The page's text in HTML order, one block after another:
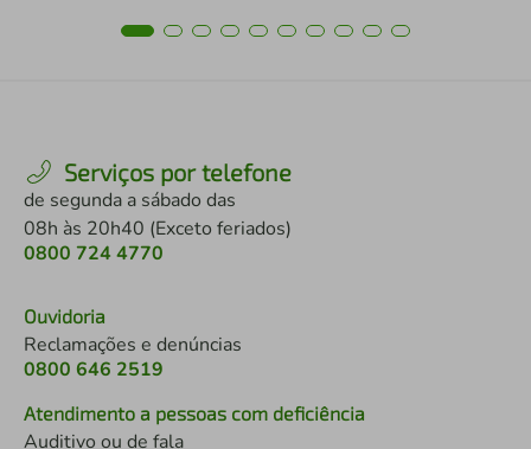
Serviços por telefone
de segunda a sábado das
08h às 20h40 (Exceto feriados)
0800 724 4770
Ouvidoria
Reclamações e denúncias
0800 646 2519
Atendimento a pessoas com deficiência
Auditivo ou de fala